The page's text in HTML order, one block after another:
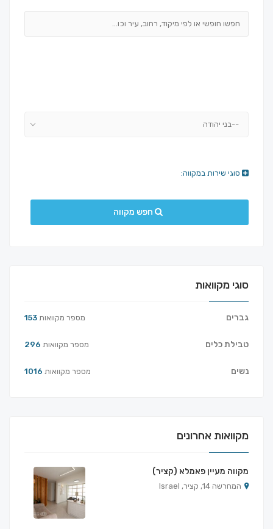
--בני יהודה
סוגי שירות במקווה:
חפש מקווה
סוגי מקוואות
גברים 153 מספר מקוואות
טבילת כלים 296 מספר מקוואות
נשים 1016 מספר מקוואות
מקוואות אחרונים
מקווה מעיין פאמלא (קציר)
המחרשה 14, קציר, Israel